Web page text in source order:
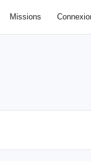
Missions